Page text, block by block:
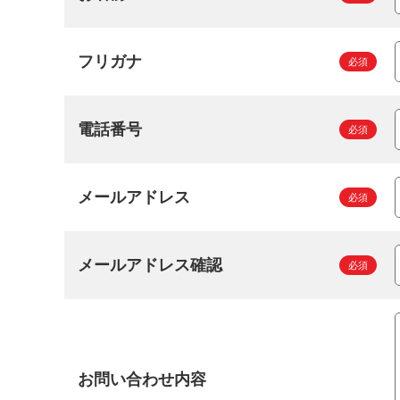
フリガナ
電話番号
メールアドレス
メールアドレス確認
お問い合わせ内容